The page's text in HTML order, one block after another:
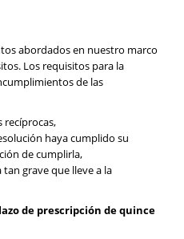
abordados en nuestro marco
Los requisitos para la
de las
recíprocas,
haya cumplido su
de cumplirla,
grave que lleve a la
de prescripción de quince